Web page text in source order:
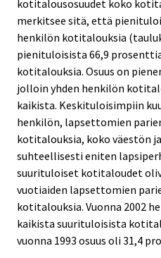
kotitalousosuudet koko
merkitsee sitä, että
henkilön kotitalouksia
pienituloisista 66,9
kotitalouksia. Osuus on
jolloin yhden henkilön
kaikista. Keskituloisimpiin
henkilön, lapsettomien
kotitalouksia, koko väestön
suhteellisesti eniten
suurituloiset kotitaloudet
vuotiaiden lapsettomien
kotitalouksia. Vuonna 2002
kaikista suurituloisista
vuonna 1993 osuus oli 31,4